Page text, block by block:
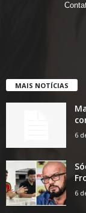
MAIS NOTÍCIAS
6
6